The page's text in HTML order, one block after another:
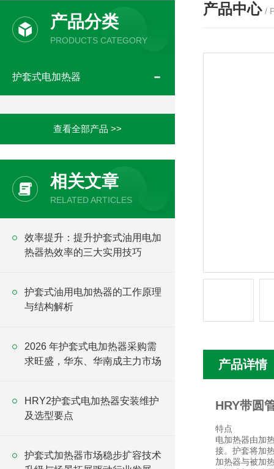
产品分类
PRODUCTS CATEGORY
护套式电加热器
查看全部产品 >>
相关文章
RELATED ARTICLES
效率提升：提升护套式油用电加
热器热效率的三大实用技巧
护套式油用电加热器的工作原理
与结构解析
2026 年护套式电加热器采购需
求旺盛，华东、华南成主力市场
HRY2护套式电加热器安装维护
及选型要点
护套式加热器市场稳步扩容技术
产品中心 /
产品详情
HRY带圆
特点
电加热器由加
接。护套将加
加热器与被加